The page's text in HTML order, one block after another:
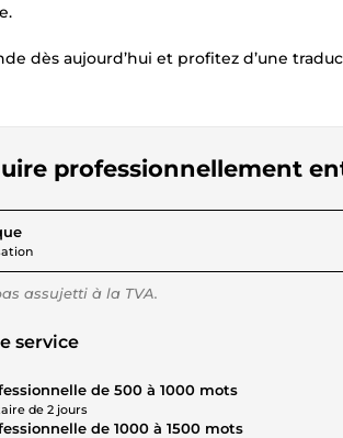
dès aujourd’hui et profitez d’une
professionnellement
pour 17,29 $US
assujetti à la TVA.
service
de 500 à 1000 mots
de 2 jours
de 1000 à 1500 mots